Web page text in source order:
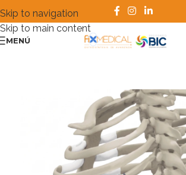
Skip to navigation
Skip to main content
MENÚ